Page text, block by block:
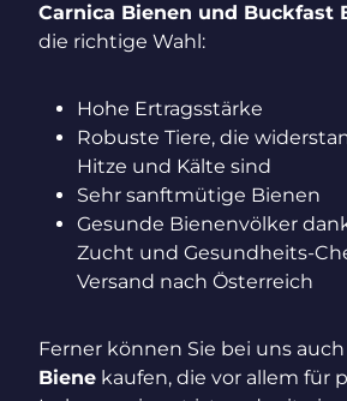
Carnica Bienen und Buckfast
die richtige Wahl:
Hohe Ertragsstärke
Robuste Tiere, die
Hitze und Kälte sind
Sehr sanftmütige Bienen
Gesunde Bienenvölker
Zucht und Gesundheits-
Versand nach Österreich
Ferner können Sie bei uns
Biene kaufen, die vor allem für